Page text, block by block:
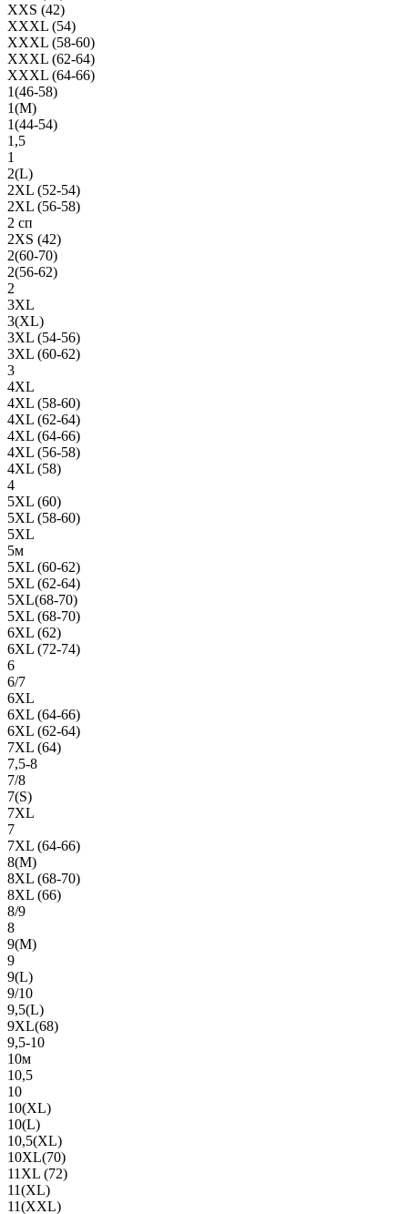
XXS (42)
XXXL (54)
XXXL (58-60)
XXXL (62-64)
XXXL (64-66)
1(46-58)
1(М)
1(44-54)
1,5
1
2(L)
2XL (52-54)
2XL (56-58)
2 сп
2XS (42)
2(60-70)
2(56-62)
2
3XL
3(XL)
3XL (54-56)
3XL (60-62)
3
4XL
4XL (58-60)
4XL (62-64)
4XL (64-66)
4XL (56-58)
4XL (58)
4
5XL (60)
5XL (58-60)
5XL
5м
5XL (60-62)
5XL (62-64)
5XL(68-70)
5XL (68-70)
6XL (62)
6XL (72-74)
6
6/7
6XL
6XL (64-66)
6XL (62-64)
7XL (64)
7,5-8
7/8
7(S)
7XL
7
7XL (64-66)
8(М)
8XL (68-70)
8XL (66)
8/9
8
9(М)
9
9(L)
9/10
9,5(L)
9XL(68)
9,5-10
10м
10,5
10
10(XL)
10(L)
10,5(XL)
10XL(70)
11XL (72)
11(XL)
11(XXL)